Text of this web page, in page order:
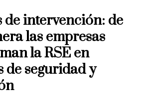
de intervención: de
las empresas
la RSE en
de seguridad y